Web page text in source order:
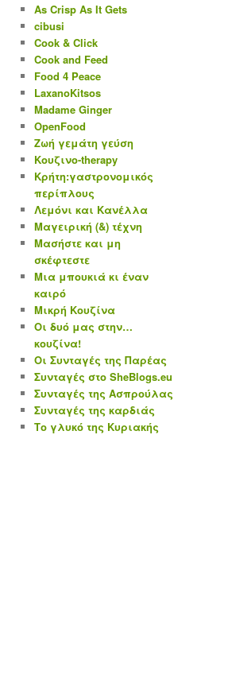
As Crisp As It Gets
cibusi
Cook & Click
Cook and Feed
Food 4 Peace
LaxanoKitsos
Madame Ginger
OpenFood
Ζωή γεμάτη γεύση
Κουζινο-therapy
Κρήτη:γαστρονομικός
περίπλους
Λεμόνι και Κανέλλα
Μαγειρική (&) τέχνη
Μασήστε και μη
σκέφτεστε
Μια μπουκιά κι έναν
καιρό
Μικρή Κουζίνα
Οι δυό μας στην…
κουζίνα!
Οι Συνταγές της Παρέας
Συνταγές στο SheBlogs.eu
Συνταγές της Ασπρούλας
Συνταγές της καρδιάς
Το γλυκό της Κυριακής